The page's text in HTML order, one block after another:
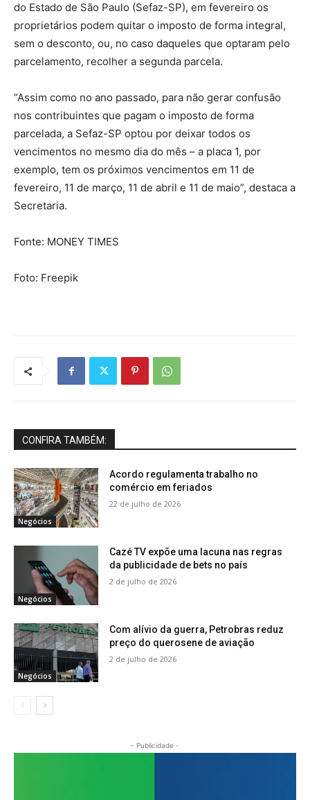
do Estado de São Paulo (Sefaz-SP), em fevereiro os
proprietários podem quitar o imposto de forma integral,
sem o desconto, ou, no caso daqueles que optaram pelo
parcelamento, recolher a segunda parcela.
“Assim como no ano passado, para não gerar confusão
nos contribuintes que pagam o imposto de forma
parcelada, a Sefaz-SP optou por deixar todos os
vencimentos no mesmo dia do mês – a placa 1, por
exemplo, tem os próximos vencimentos em 11 de
fevereiro, 11 de março, 11 de abril e 11 de maio”, destaca a
Secretaria.
Fonte: MONEY TIMES
Foto: Freepik
CONFIRA TAMBÉM:
Negócios
Acordo regulamenta trabalho no
comércio em feriados
22 de julho de 2026
Negócios
Cazé TV expõe uma lacuna nas regras
da publicidade de bets no país
2 de julho de 2026
Negócios
Com alívio da guerra, Petrobras reduz
preço do querosene de aviação
2 de julho de 2026
- Publicidade -